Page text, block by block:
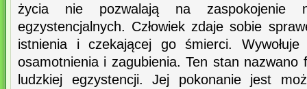
życia nie pozwalają na zaspokojenie
egzystencjalnych. Człowiek zdaje sobie
istnienia i czekającej go śmierci.
osamotnienia i zagubienia. Ten stan nazwano
ludzkiej egzystencji. Jej pokonanie jest